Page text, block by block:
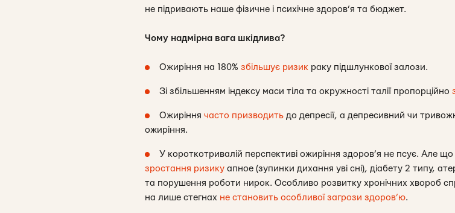
не підривають наше фізичне і психічне здоров’я та бюджет.
Чому надмірна вага шкідлива?
Ожиріння на 180% збільшує ризик раку підшлункової залози.
Зі збільшенням індексу маси тіла та окружності талії пропорційно
Ожиріння часто призводить до депресії, а депресивний чи
ожиріння.
У короткотривалій перспективі ожиріння здоров’я не псує. Але
зростання ризику апное (зупинки дихання уві сні), діабету 2 типу,
та порушення роботи нирок. Особливо розвитку хронічних хвороб
на лише стегнах не становить особливої загрози здоров’ю.